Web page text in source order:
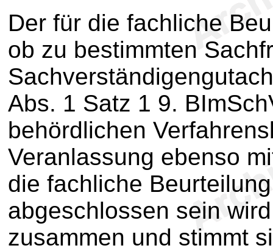
Der für die fachliche
ob zu bestimmten
Abs. 1 Satz 1 9.
behördlichen
Veranlassung ebenso
die fachliche
abgeschlossen sein
zusammen und stimmt